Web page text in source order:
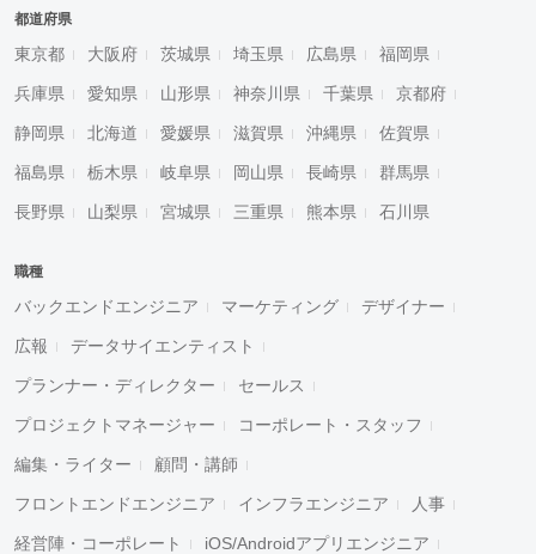
都道府県
東京都 大阪府 茨城県 埼玉県 広島県 福岡県
兵庫県 愛知県 山形県 神奈川県 千葉県 京都府
静岡県 北海道 愛媛県 滋賀県 沖縄県 佐賀県
福島県 栃木県 岐阜県 岡山県 長崎県 群馬県
長野県 山梨県 宮城県 三重県 熊本県 石川県
職種
バックエンドエンジニア マーケティング デザイナー
広報 データサイエンティスト
プランナー・ディレクター セールス
プロジェクトマネージャー コーポレート・スタッフ
編集・ライター 顧問・講師
フロントエンドエンジニア インフラエンジニア 人事
経営陣・コーポレート iOS/Androidアプリエンジニア